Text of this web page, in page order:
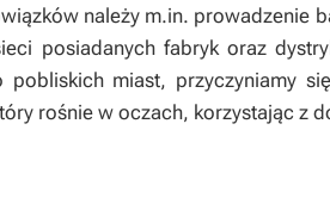
należy m.in. prowadzenie
posiadanych fabryk oraz
miast, przyczyniamy
rośnie w oczach, korzystając z